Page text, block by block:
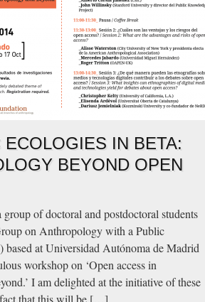
ECOLOGIES IN BETA:
BEYOND OPEN
of doctoral and postdoctoral students
on Anthropology with a Public
at Universidad Autónoma de Madrid
workshop on ‘Open access in
I am delighted at the initiative of these
fact that this will be […]